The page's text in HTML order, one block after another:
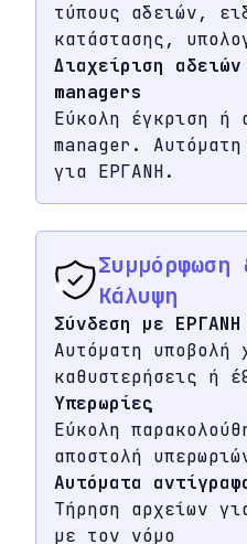
τύπους αδειών,
κατάστασης,
Διαχείριση
managers
Εύκολη έγκριση ή
manager.
για ΕΡΓΑΝΗ.
Συμμόρφωση
Κάλυψη
Σύνδεση με ΕΡΓΑΝΗ
Αυτόματη υποβολή
καθυστερήσεις ή
Υπερωρίες
Εύκολη
αποστολή
Αυτόματα
Τήρηση αρχείων
με τον νόμο